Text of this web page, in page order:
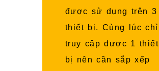
được sử dụng trên 3
thiết bị. Cùng lúc chỉ
truy cập được 1 thiết
bị nên cần sắp xếp